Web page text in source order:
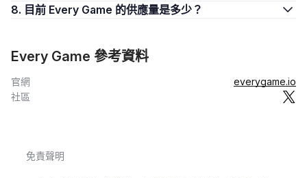
8. 目前 Every Game 的供應量是多少？
Every Game 參考資料
官網
everygame.io
社區
免責聲明